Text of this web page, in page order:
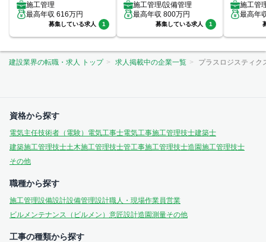
施工管理
最高年収 616万円
募集している求人 1
施工管理/設備管理
最高年収 800万円
募集している求人 1
室
施工管
最高年
建設業界の転職・求人 トップ 求人掲載中の企業一覧 プラスロジスティク
資格から探す
電気主任技術者（電験） 電気工事士電気工事施工管理技士建築士
建築施工管理技士土木施工管理技士管工事施工管理技士造園施工管理技士
その他
職種から探す
施工管理設備設計設備管理設計職人・現場作業員営業
ビルメンテナンス（ビルメン） 意匠設計造園測量その他
工事の種類から探す